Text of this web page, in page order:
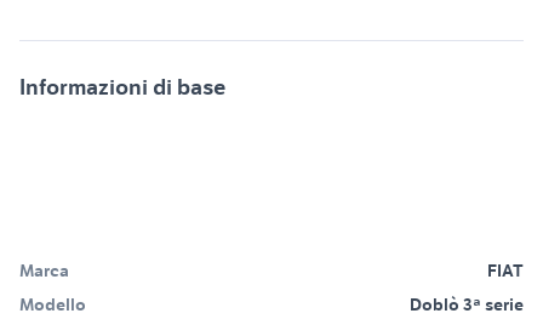
Informazioni di base
Marca
FIAT
Modello
Doblò 3ª serie